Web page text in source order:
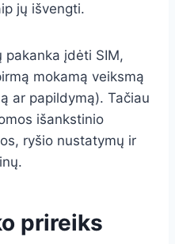
jų išvengti.
pakanka įdėti SIM,
mokamą veiksmą
ar papildymą). Tačiau
išankstinio
ryšio nustatymų ir
prireiks